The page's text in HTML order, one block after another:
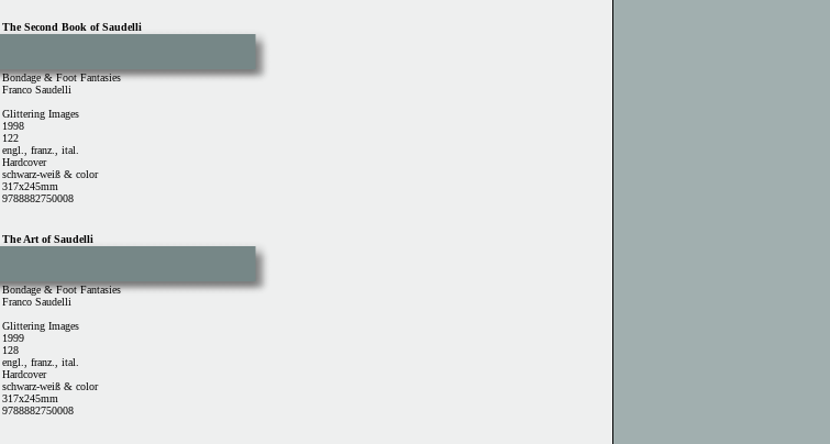
The Second Book of Saudelli
Bondage & Foot Fantasies
Franco Saudelli
Glittering Images
1998
122
engl., franz., ital.
Hardcover
schwarz-weiß & color
317x245mm
9788882750008
The Art of Saudelli
Bondage & Foot Fantasies
Franco Saudelli
Glittering Images
1999
128
engl., franz., ital.
Hardcover
schwarz-weiß & color
317x245mm
9788882750008